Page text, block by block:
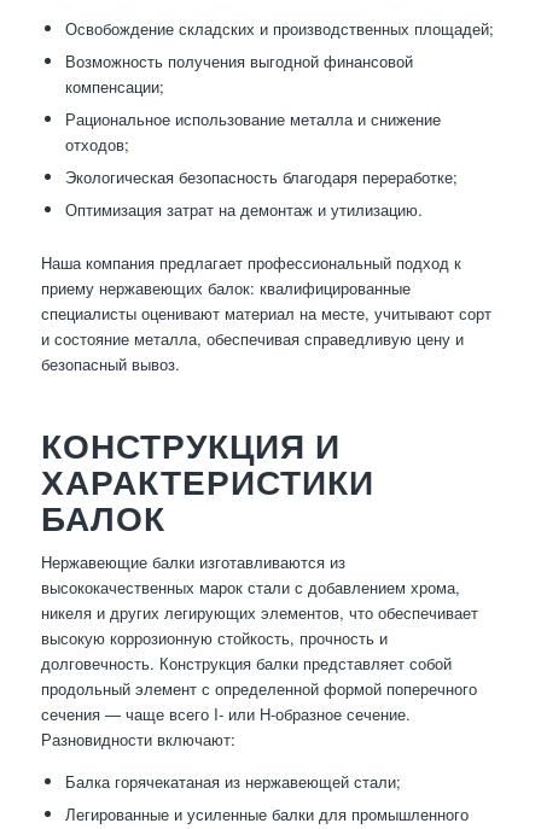
Освобождение складских и производственных площадей;
Возможность получения выгодной финансовой
компенсации;
Рациональное использование металла и снижение
отходов;
Экологическая безопасность благодаря переработке;
Оптимизация затрат на демонтаж и утилизацию.
Наша компания предлагает профессиональный подход к
приему нержавеющих балок: квалифицированные
специалисты оценивают материал на месте, учитывают сорт
и состояние металла, обеспечивая справедливую цену и
безопасный вывоз.
КОНСТРУКЦИЯ И
ХАРАКТЕРИСТИКИ
БАЛОК
Нержавеющие балки изготавливаются из
высококачественных марок стали с добавлением хрома,
никеля и других легирующих элементов, что обеспечивает
высокую коррозионную стойкость, прочность и
долговечность. Конструкция балки представляет собой
продольный элемент с определенной формой поперечного
сечения — чаще всего I- или H-образное сечение.
Разновидности включают:
Балка горячекатаная из нержавеющей стали;
Легированные и усиленные балки для промышленного